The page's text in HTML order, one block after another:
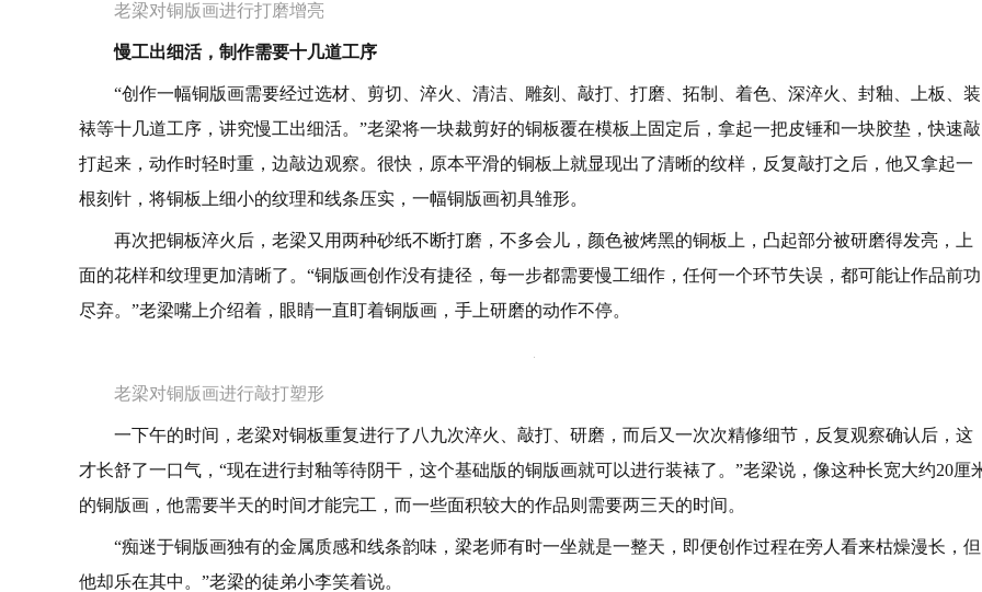
老梁对铜版画进行打磨增亮
慢工出细活，制作需要十几道工序
“创作一幅铜版画需要经过选材、剪切、淬火、清洁、雕刻、敲打、打磨、拓制、着色、深淬火、封釉、上板、装
裱等‌十几道工序‌，讲究慢工出细活。”老梁将一块裁剪好的铜板覆在模板上固定后，拿起一把皮锤和一块胶垫，快速敲
打起来，动作时轻时重，边敲边观察。很快，原本平滑的铜板上就显现出了清晰的纹样，反复敲打之后，他又拿起一
根刻针，将铜板上细小的纹理和线条压实，一幅铜版画初具雏形。
再次把铜板淬火后，老梁又用两种砂纸不断打磨，不多会儿，颜色被烤黑的铜板上，凸起部分被研磨得发亮，上
面的花样和纹理更加清晰了。“铜版画创作没有捷径，每一步都需要慢工细作，任何一个环节失误，都可能让作品前功
尽弃。”老梁嘴上介绍着，眼睛一直盯着铜版画，手上研磨的动作不停。
老梁对铜版画进行敲打塑形
一下午的时间，老梁对铜板重复进行了八九次淬火、敲打、研磨，而后又一次次精修细节，反复观察确认后，这
才长舒了一口气，“现在进行封釉等待阴干，这个基础版的铜版画就可以进行装裱了。”老梁说，像这种长宽大约20厘
的铜版画，他需要半天的时间才能完工，而一些面积较大的作品则需要两三天的时间。
“痴迷于铜版画独有的金属质感和线条韵味，梁老师有时一坐就是一整天，即便创作过程在旁人看来枯燥漫长，但
他却乐在其中。”老梁的徒弟小李笑着说。